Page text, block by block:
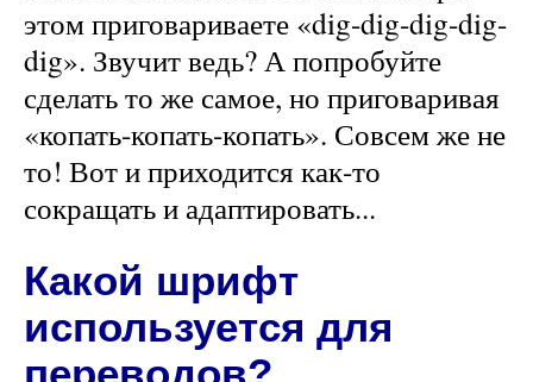
этом приговариваете «dig-dig-dig-dig-
dig». Звучит ведь? А попробуйте
сделать то же самое, но приговаривая
«копать-копать-копать». Совсем же не
то! Вот и приходится как-то
сокращать и адаптировать...
Какой шрифт
используется для